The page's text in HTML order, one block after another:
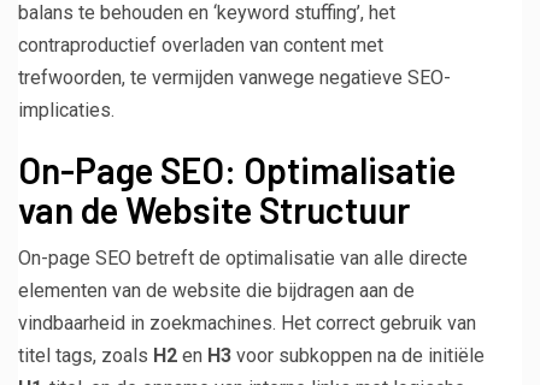
balans te behouden en ‘keyword stuffing’, het
contraproductief overladen van content met
trefwoorden, te vermijden vanwege negatieve SEO-
implicaties.
On-Page SEO: Optimalisatie
van de Website Structuur
On-page SEO betreft de optimalisatie van alle directe
elementen van de website die bijdragen aan de
vindbaarheid in zoekmachines. Het correct gebruik van
titel tags, zoals H2 en H3 voor subkoppen na de initiële